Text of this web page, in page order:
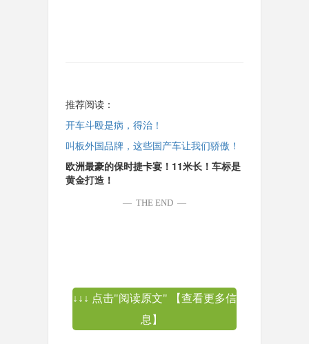
推荐阅读：
开车斗殴是病，得治！
叫板外国品牌，这些国产车让我们骄傲！
欧洲最豪的保时捷卡宴！11米长！车标是
黄金打造！
— THE END —
↓↓↓ 点击"阅读原文" 【查看更多信
息】